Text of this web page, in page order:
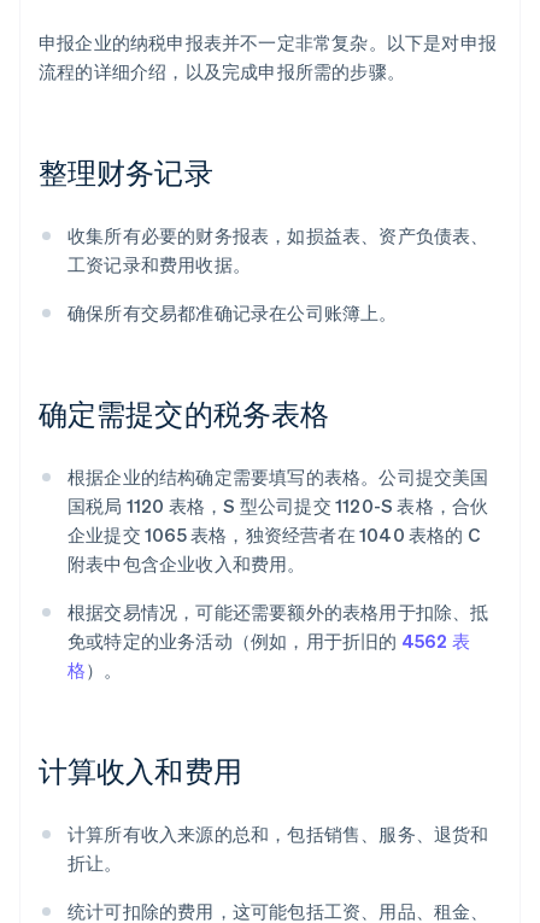
申报企业的纳税申报表并不一定非常复杂。以下是对申报
流程的详细介绍，以及完成申报所需的步骤。
整理财务记录
收集所有必要的财务报表，如损益表、资产负债表、
工资记录和费用收据。
确保所有交易都准确记录在公司账簿上。
确定需提交的税务表格
根据企业的结构确定需要填写的表格。公司提交美国
国税局 1120 表格，S 型公司提交 1120-S 表格，合伙
企业提交 1065 表格，独资经营者在 1040 表格的 C
附表中包含企业收入和费用。
根据交易情况，可能还需要额外的表格用于扣除、抵
免或特定的业务活动（例如，用于折旧的 4562 表
格）。
计算收入和费用
计算所有收入来源的总和，包括销售、服务、退货和
折让。
统计可扣除的费用，这可能包括工资、用品、租金、